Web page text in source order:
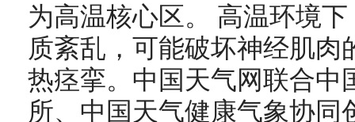
为高温核心区。 高温环境
质紊乱，可能破坏神经肌
热痉挛。中国天气网联合中
所、中国天气健康气象协同